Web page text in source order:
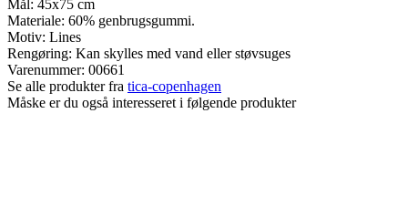
Mål: 45x75 cm
Materiale: 60% genbrugsgummi.
Motiv: Lines
Rengøring: Kan skylles med vand eller støvsuges
Varenummer: 00661
Se alle produkter fra tica-copenhagen
Måske er du også interesseret i følgende produkter